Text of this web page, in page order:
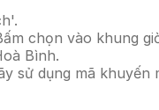
chọn vào khung
Bình.
sử dụng mã khuyến